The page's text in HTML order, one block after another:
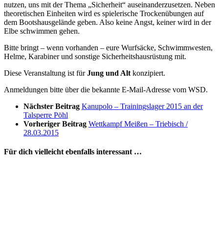
nutzen, uns mit der Thema „Sicherheit“ auseinanderzusetzen. Neben
theoretischen Einheiten wird es spielerische Trockenübungen auf
dem Bootshausgelände geben. Also keine Angst, keiner wird in der
Elbe schwimmen gehen.
Bitte bringt – wenn vorhanden – eure Wurfsäcke, Schwimmwesten,
Helme, Karabiner und sonstige Sicherheitshausrüstung mit.
Diese Veranstaltung ist fürJung und Alt konzipiert.
Anmeldungen bitte über die bekannte E-Mail-Adresse vom WSD.
Nächster Beitrag Kanupolo – Trainingslager 2015 an der
Talsperre Pöhl
Vorheriger Beitrag Wettkampf Meißen – Triebisch /
28.03.2015
Für dich vielleicht ebenfalls interessant …